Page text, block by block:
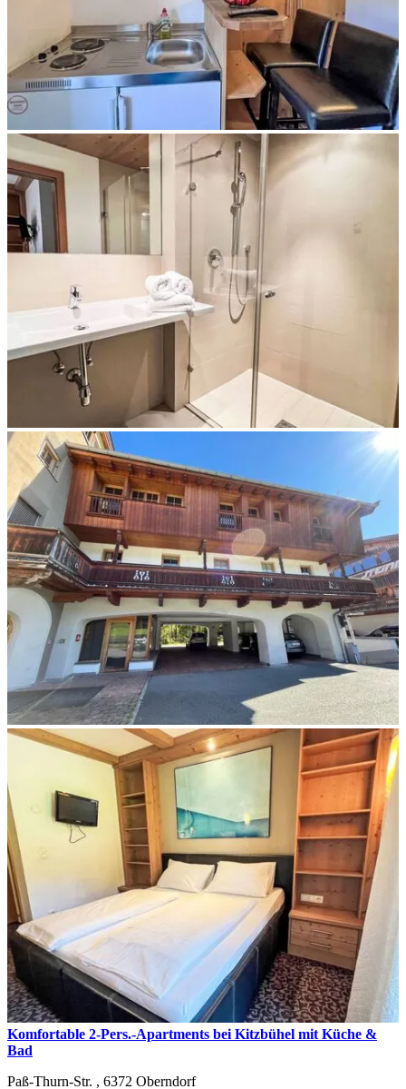
Komfortable 2-Pers.-Apartments bei Kitzbühel mit Küche &
Bad
Paß-Thurn-Str. , 6372 Oberndorf